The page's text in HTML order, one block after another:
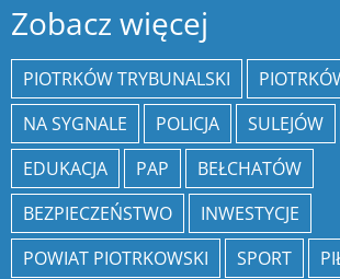
Zobacz więcej
PIOTRKÓW TRYBUNALSKI
NA SYGNALE
POLICJA SULEJÓW
EDUKACJA
PAP
BEŁCHATÓW
BEZPIECZEŃSTWO
INWESTYCJE
POWIAT PIOTRKOWSKI
SPORT